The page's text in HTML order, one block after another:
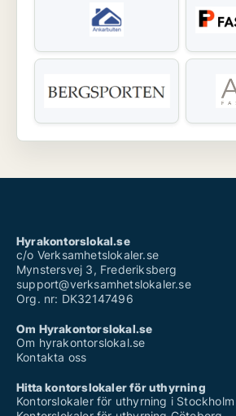
Hyrakontorslokal.se
c/o Verksamhetslokaler.se
Mynstersvej 3, Frederiksberg
support@verksamhetslokaler.se
Org. nr: DK32147496
Om Hyrakontorslokal.se
Om hyrakontorslokal.se
Kontakta oss
Hitta kontorslokaler för uthyrning
Kontorslokaler för uthyrning i Stockholm